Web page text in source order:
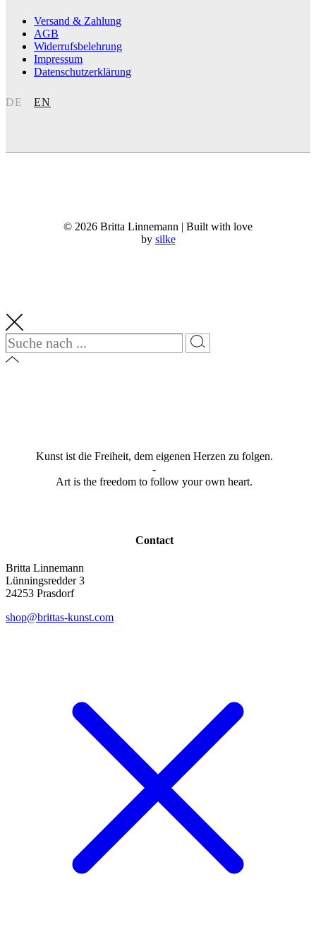
Versand & Zahlung
AGB
Widerrufsbelehrung
Impressum
Datenschutzerklärung
DE EN
© 2026 Britta Linnemann | Built with love
by silke
Kunst ist die Freiheit, dem eigenen Herzen zu folgen.
-
Art is the freedom to follow your own heart.
Contact
Britta Linnemann
Lünningsredder 3
24253 Prasdorf
shop@brittas-kunst.com